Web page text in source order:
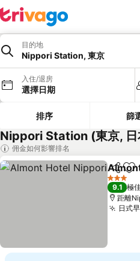
目的地
Nippori Station, 東京
入住/退房
選擇日期
排序 篩
Nippori Station (東京, 日
佣金如何影響排名
分享
3 星級
9.1 極
距離
日式